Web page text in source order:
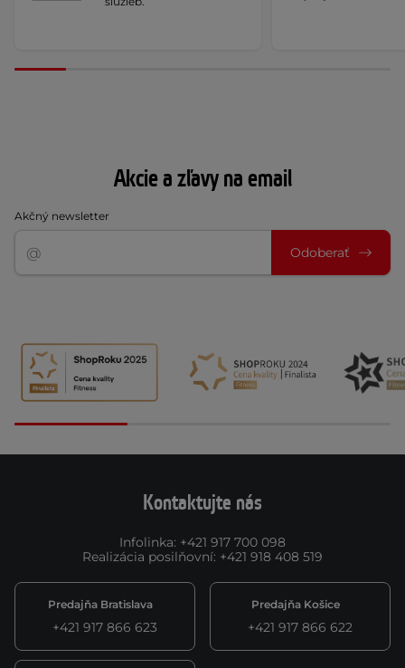
Akcie a zľavy na email
Akčný newsletter
Odoberať
Kontaktujte nás
Infolinka: +421 917 700 098
Realizácia posilňovní: +421 918 408 519
Predajňa Bratislava
+421 917 866 623
Predajňa Košice
+421 917 866 622